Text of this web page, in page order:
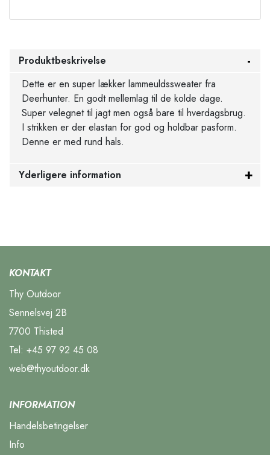
Produktbeskrivelse
Dette er en super lækker lammeuldssweater fra
Deerhunter. En godt mellemlag til de kolde dage.
Super velegnet til jagt men også bare til hverdagsbrug.
I strikken er der elastan for god og holdbar pasform.
Denne er med rund hals.
Yderligere information
KONTAKT
Thy Outdoor
Sennelsvej 2B
7700 Thisted
Tel: +45 97 92 45 08
web@thyoutdoor.dk
INFORMATION
Handelsbetingelser
Info